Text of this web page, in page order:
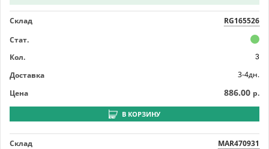
Склад
RG165526
Стат.
Кол.
3
Доставка
3-4дн.
Цена
886.00 р.
В КОРЗИНУ
Склад
MAR470931